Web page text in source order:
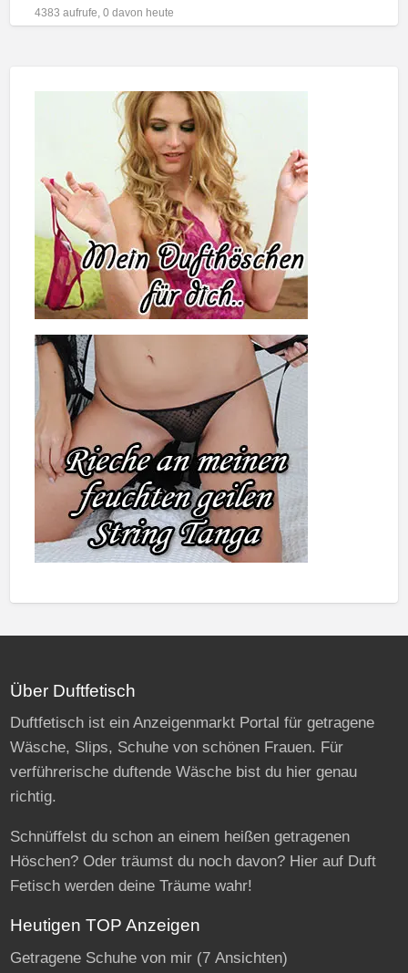
4383 aufrufe, 0 davon heute
Über Duftfetisch
Duftfetisch ist ein Anzeigenmarkt Portal für getragene
Wäsche, Slips, Schuhe von schönen Frauen. Für
verführerische duftende Wäsche bist du hier genau
richtig.
Schnüffelst du schon an einem heißen getragenen
Höschen? Oder träumst du noch davon? Hier auf Duft
Fetisch werden deine Träume wahr!
Heutigen TOP Anzeigen
Getragene Schuhe von mir(7 Ansichten)